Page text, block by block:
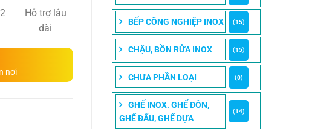
BẾP CÔNG NGHIỆP INOX (15)
CHẬU, BỒN RỬA INOX (15)
CHƯA PHẦN LOẠI (0)
GHẾ INOX. GHẾ ĐÔN,
GHẾ ĐẨU, GHẾ DỰA
(14)
Hỗ trợ lâu
dài
nơi